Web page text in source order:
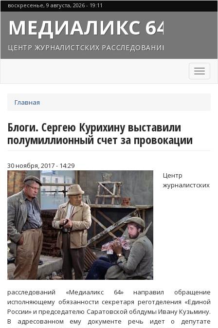
Перейти
к
основному
содержанию
воскресенье, 9 августа, 2026 - 19:11
МЕДИАЛИКС 64
ЦЕНТР ЖУРНАЛИСТСКИХ РАССЛЕДОВАНИЙ
Toggle
здесь
Главная
Блоги. Сергею Курихину выставили
полумиллионный счет за провокации
30 ноября, 2017 - 14:29
Центр
журналистских
расследований «Медиаликс 64» направил обращение
исполняющему обязанности секретаря реготделения «Единой
России» и председателю Саратовской облдумы Ивану Кузьмину.
В адресованном ему документе речь идет о депутате